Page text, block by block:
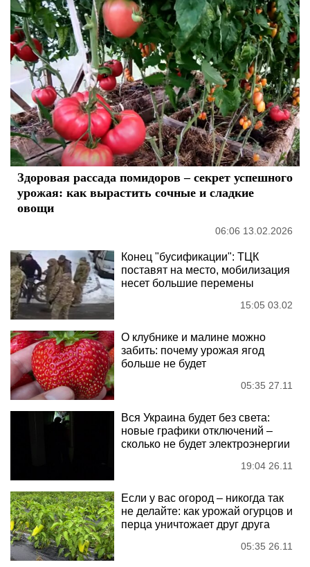
Здоровая рассада помидоров – секрет успешного
урожая: как вырастить сочные и сладкие
овощи
06:06 13.02.2026
Конец "бусификации": ТЦК
поставят на место, мобилизация
несет большие перемены
15:05 03.02
О клубнике и малине можно
забить: почему урожая ягод
больше не будет
05:35 27.11
Вся Украина будет без света:
новые графики отключений –
сколько не будет электроэнергии
19:04 26.11
Если у вас огород – никогда так
не делайте: как урожай огурцов и
перца уничтожает друг друга
05:35 26.11